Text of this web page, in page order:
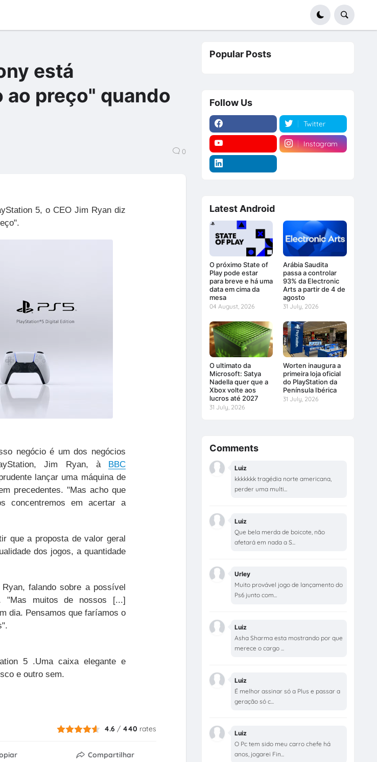
está
preço" quando
0
5, o CEO Jim Ryan diz
negócio é um dos negócios
Jim Ryan, à BBC
lançar uma máquina de
precedentes. "Mas acho que
concentremos em acertar a
que a proposta de valor geral
dos jogos, a quantidade
falando sobre a possível
"Mas muitos de nossos [...]
dia. Pensamos que faríamos o
5 .Umacaixa elegante e
e outro sem.
4.6 / 440 rates
Compartilhar
Popular Posts
Follow Us
Twitter
Instagram
Latest Android
O próximo State of
Play pode estar
para breve e há uma
data em cima da
mesa
04 August, 2026
Arábia Saudita
passa a controlar
93% da Electronic
Arts a partir de 4 de
agosto
31 July, 2026
O ultimato da
Microsoft: Satya
Nadella quer que a
Xbox volte aos
lucros até 2027
31 July, 2026
Worten inaugura a
primeira loja oficial
do PlayStation da
Península Ibérica
31 July, 2026
Comments
Luiz
kkkkkkk tragédia norte americana,
perder uma multi...
Luiz
Que bela merda de boicote, não
afetará em nada a S...
Urley
Muito provável jogo de lançamento do
Ps6 junto com...
Luiz
Asha Sharma esta mostrando por que
merece o cargo ...
Luiz
É melhor assinar só a Plus e passar a
geração só c...
Luiz
O Pc tem sido meu carro chefe há
anos, jogarei Fin...